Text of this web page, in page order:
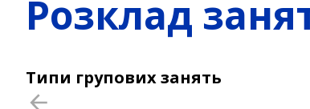
Розклад
Типи групових занять